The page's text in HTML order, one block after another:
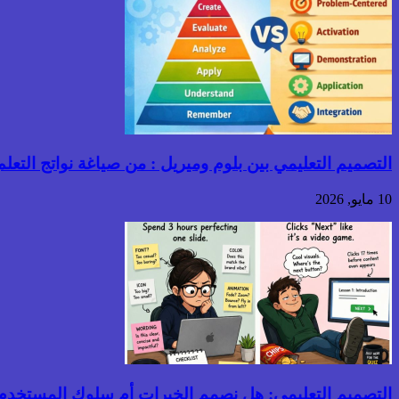
التصميم التعليمي بين بلوم وميريل : من صياغة نواتج
10 مايو, 2026
التصميم التعليمي: هل نصمم الخبرات أم سلوك